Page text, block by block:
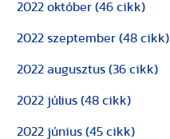
2022 október (46 cikk)
2022 szeptember (48 cikk)
2022 augusztus (36 cikk)
2022 július (48 cikk)
2022 június (45 cikk)